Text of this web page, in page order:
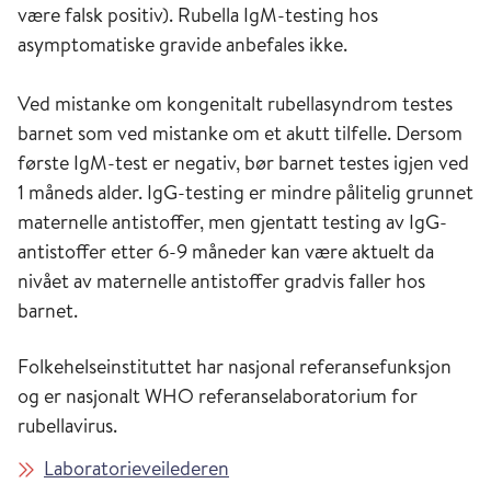
være falsk positiv). Rubella IgM-testing hos
asymptomatiske gravide anbefales ikke.
Ved mistanke om kongenitalt rubellasyndrom testes
barnet som ved mistanke om et akutt tilfelle. Dersom
første IgM-test er negativ, bør barnet testes igjen ved
1 måneds alder. IgG-testing er mindre pålitelig grunnet
maternelle antistoffer, men gjentatt testing av IgG-
antistoffer etter 6-9 måneder kan være aktuelt da
nivået av maternelle antistoffer gradvis faller hos
barnet.
Folkehelseinstituttet har nasjonal referansefunksjon
og er nasjonalt WHO referanselaboratorium for
rubellavirus.
Laboratorieveilederen